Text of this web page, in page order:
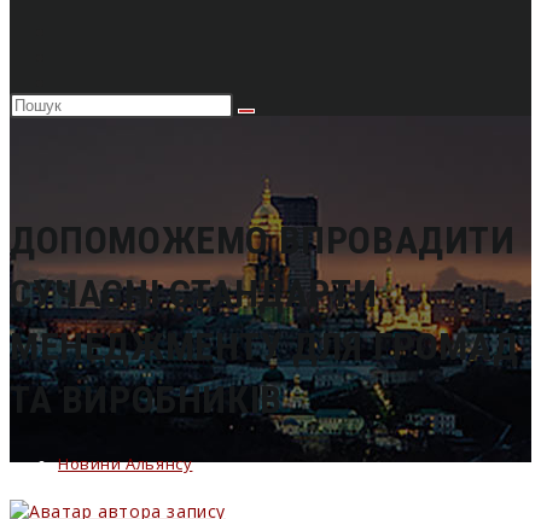
Пошук
ДОПОМОЖЕМО ВПРОВАДИТИ
СУЧАСНІ СТАНДАРТИ
МЕНЕДЖМЕНТУ ДЛЯ ГРОМАД
ТА ВИРОБНИКІВ
Новини Альянсу